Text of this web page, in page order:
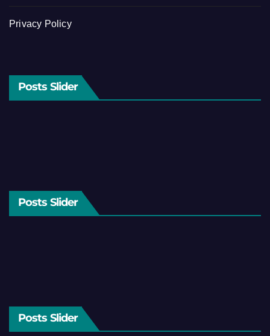
Privacy Policy
Posts Slider
Posts Slider
Posts Slider